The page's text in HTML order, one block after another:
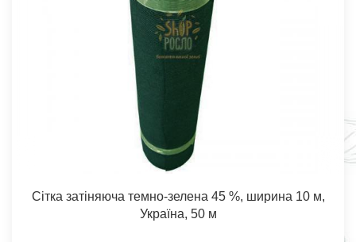
Сітка затіняюча темно-зелена 45 %, ширина 10 м,
Україна, 50 м